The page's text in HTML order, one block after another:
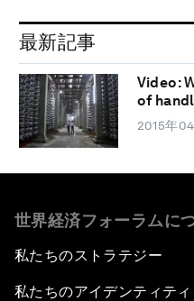
最新記事
Video:
of
2015年04
世界経済フォーラムに
私たちのストラテジー
私たちのアイデンティティ